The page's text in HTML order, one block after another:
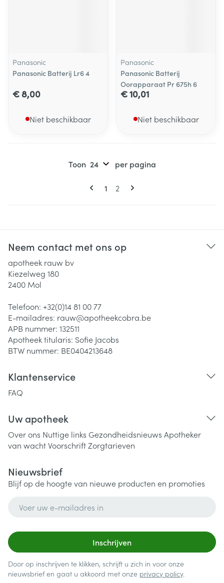
Panasonic
Panasonic Batterij Lr6 4
€ 8,00
Niet beschikbaar
Panasonic
Panasonic Batterij
Oorapparaat Pr 675h 6
€ 10,01
Niet beschikbaar
Pagina's
U lees momenteel pagina
1 Pagina
2
Toon per pagina
Neem contact met ons op
apotheek rauw bv
Kiezelweg 180
2400 Mol
Telefoon: +32(0)14 81 00 77
E-mailadres: rauw@apotheekcobra.be
APB nummer: 132511
Apotheek titularis: Sofie Jacobs
BTW nummer: BE0404213648
Klantenservice
FAQ
Uw apotheek
Over ons Nuttige links Gezondheidsnieuws Apotheker
van wachtVoorschriftZorgtarieven
Nieuwsbrief
Blijf op de hoogte van nieuwe producten en promoties
Inschrijven
Door op inschrijven te klikken, schrijft u zich in voor onze
nieuwsbrief en gaat u akkoord met onze privacy policy.